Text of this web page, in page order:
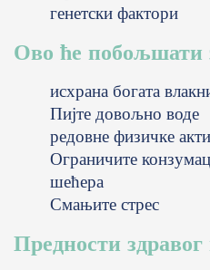
генетски фактори
Ово ће побољшати
исхрана богата
Пијте довољно воде
редовне физичке
Ограничите
шећера
Смањите стрес
Предности здравог